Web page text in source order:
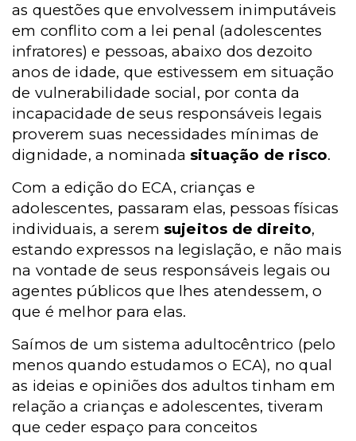
as questões que envolvessem inimputáveis
em conflito com a lei penal (adolescentes
infratores) e pessoas, abaixo dos dezoito
anos de idade, que estivessem em situação
de vulnerabilidade social, por conta da
incapacidade de seus responsáveis legais
proverem suas necessidades mínimas de
dignidade, a nominada situação de risco.
Com a edição do ECA, crianças e
adolescentes, passaram elas, pessoas físicas
individuais, a serem sujeitos de direito,
estando expressos na legislação, e não mais
na vontade de seus responsáveis legais ou
agentes públicos que lhes atendessem, o
que é melhor para elas.
Saímos de um sistema adultocêntrico (pelo
menos quando estudamos o ECA), no qual
as ideias e opiniões dos adultos tinham em
relação a crianças e adolescentes, tiveram
que ceder espaço para conceitos